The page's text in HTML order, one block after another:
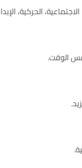
الحركية،
الوقت.